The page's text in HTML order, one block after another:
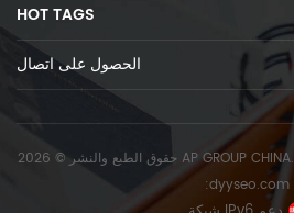
HOT TAGS
الحصول على اتصال
:dyyseo.com